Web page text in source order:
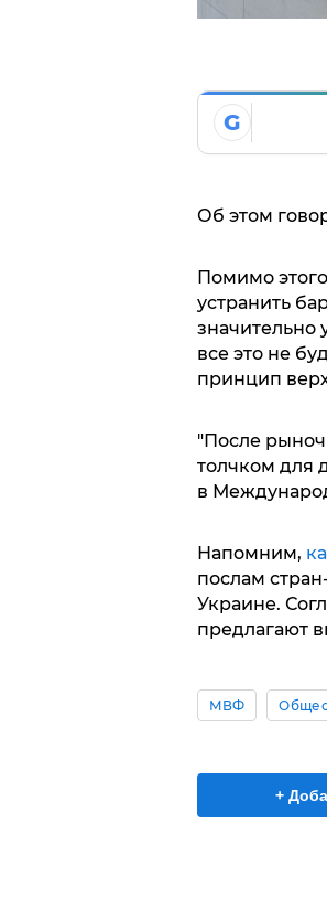
G
Об этом
Помимо
устранить
значительно
все это не
принцип
"После
толчком для
в
Напомним,
послам
Украине.
предлагают
МВФ
+